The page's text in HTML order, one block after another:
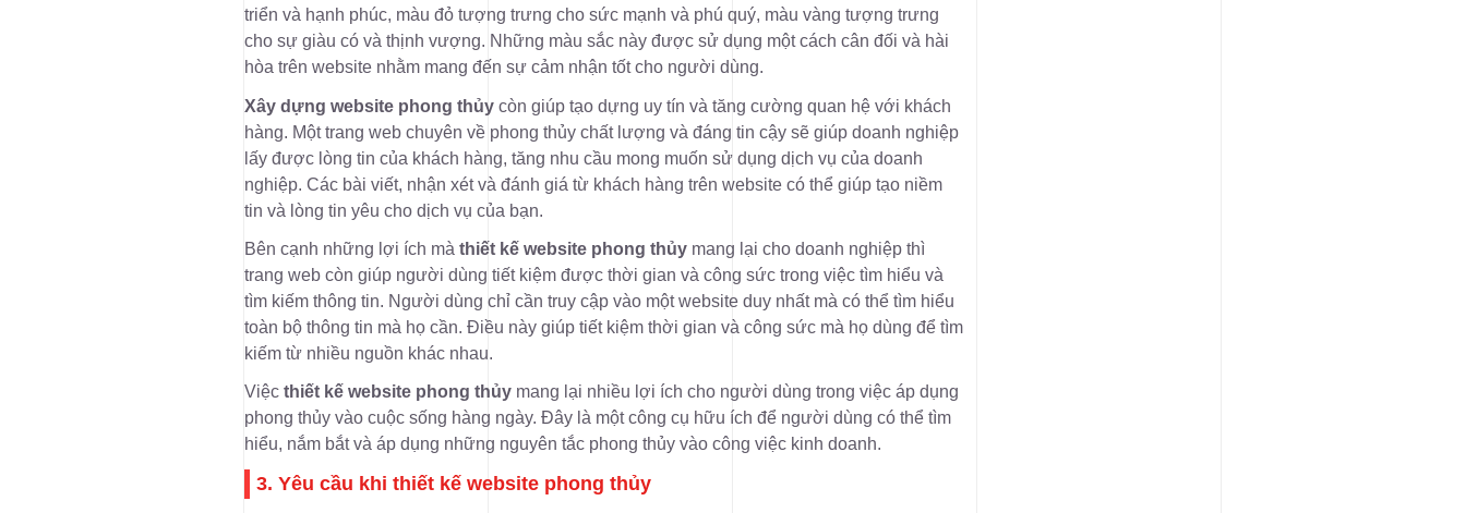
triển và hạnh phúc, màu đỏ tượng trưng cho sức mạnh và phú quý, màu vàng tượng trưng
cho sự giàu có và thịnh vượng. Những màu sắc này được sử dụng một cách cân đối và hài
hòa trên website nhằm mang đến sự cảm nhận tốt cho người dùng.
Xây dựng website phong thủy còn giúp tạo dựng uy tín và tăng cường quan hệ với khách
hàng. Một trang web chuyên về phong thủy chất lượng và đáng tin cậy sẽ giúp doanh nghiệp
lấy được lòng tin của khách hàng, tăng nhu cầu mong muốn sử dụng dịch vụ của doanh
nghiệp. Các bài viết, nhận xét và đánh giá từ khách hàng trên website có thể giúp tạo niềm
tin và lòng tin yêu cho dịch vụ của bạn.
Bên cạnh những lợi ích mà thiết kế website phong thủy mang lại cho doanh nghiệp thì
trang web còn giúp người dùng tiết kiệm được thời gian và công sức trong việc tìm hiểu và
tìm kiếm thông tin. Người dùng chỉ cần truy cập vào một website duy nhất mà có thể tìm hiểu
toàn bộ thông tin mà họ cần. Điều này giúp tiết kiệm thời gian và công sức mà họ dùng để tìm
kiếm từ nhiều nguồn khác nhau.
Việc thiết kế website phong thủy mang lại nhiều lợi ích cho người dùng trong việc áp dụng
phong thủy vào cuộc sống hàng ngày. Đây là một công cụ hữu ích để người dùng có thể tìm
hiểu, nắm bắt và áp dụng những nguyên tắc phong thủy vào công việc kinh doanh.
3. Yêu cầu khi thiết kế website phong thủy